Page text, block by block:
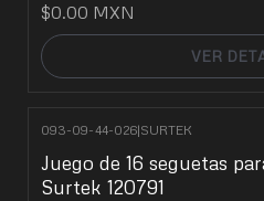
$0.00 MXN
VER
093-09-44-026|SURTEK
Juego de 16 seguetas
Surtek 120791